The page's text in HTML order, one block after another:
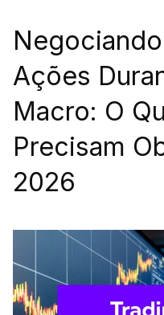
Ações
Macro: O
Precisam
2026